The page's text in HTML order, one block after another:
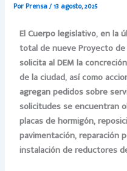
PorPrensa/13 agosto, 2025
El Cuerpo legislativo, en la
total de nueve Proyecto
solicita al DEM la
de la ciudad, así como
agregan pedidos sobre
solicitudes se encuentran
placas de hormigón,
pavimentación, reparación
instalación de reductores